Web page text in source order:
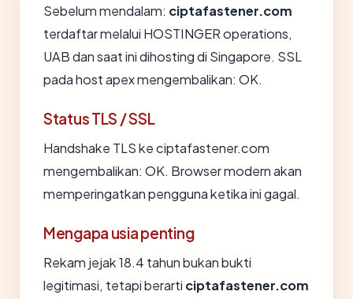
Sebelum mendalam: ciptafastener.com
terdaftar melalui HOSTINGER operations,
UAB dan saat ini dihosting di Singapore. SSL
pada host apex mengembalikan: OK.
Status TLS / SSL
Handshake TLS ke ciptafastener.com
mengembalikan: OK. Browser modern akan
memperingatkan pengguna ketika ini gagal.
Mengapa usia penting
Rekam jejak 18.4 tahun bukan bukti
legitimasi, tetapi berarti ciptafastener.com